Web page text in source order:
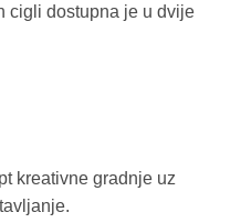
cigli dostupna je u dvije
kreativne gradnje uz